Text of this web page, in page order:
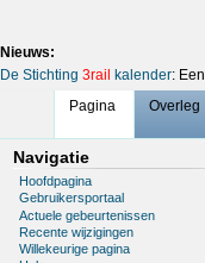
Nieuws:
De Stichting 3rail kalender:
Pagina
Overleg
Navigatie
Hoofdpagina
Gebruikersportaal
Actuele gebeurtenissen
Recente wijzigingen
Willekeurige pagina